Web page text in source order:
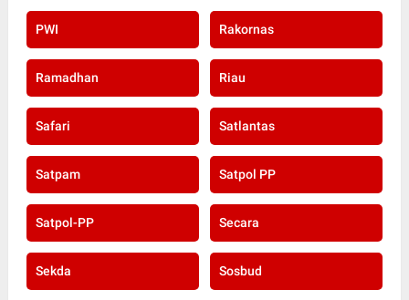
PWI Rakornas
Ramadhan Riau
Safari Satlantas
Satpam Satpol PP
Satpol-PP Secara
Sekda Sosbud